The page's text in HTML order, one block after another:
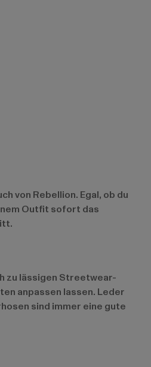
von Rebellion. Egal, ob du
Outfit sofort das
zu lässigen Streetwear-
anpassen lassen. Leder
sind immer eine gute